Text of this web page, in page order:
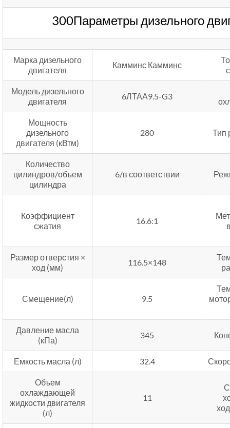
300Параметры дизельного
Марка дизельного
двигателя
Камминс Камминс
Модель дизельного
двигателя
6ЛТАА9.5-G3
Мощность
дизельного
двигателя (кВтм)
280 Тип
Количество
цилиндров/объем
цилиндра
6/в соответствии
Коэффициент
сжатия
16.6:1
Размер отверстия ×
ход (мм)
116.5×148
Смещение(л) 9.5
Давление масла
(кПа)
345
Емкость масла (л) 32.4
Объем
охлаждающей
жидкости двигателя
(л)
11